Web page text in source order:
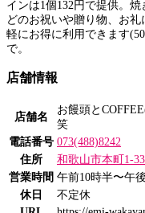
インは1個132円で提供。
どのお祝いや贈り物、お
軽にお得に利用できます
で。
店舗情報
店舗名
お饅頭と
笑
電話番号 073(488)8242
住所
和歌山市本町1-33
営業時間 午前10時半〜午
休日
不定休